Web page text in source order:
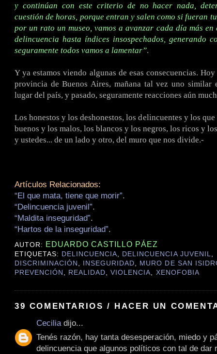
y continúan con este criterio de no hacer nada,
cuestión de horas, porque entran y salen como si fueran
por un rato un museo, vamos a avanzar cada día más
delincuencia hasta índices insospechados, generando
seguramente todos vamos a lamentar”.
Y ya estamos viendo algunas de esas consecuencias.
provincia de Buenos Aires, mañana tal vez uno similar
lugar del país, y pasado, seguramente reacciones aún
Los honestos y los deshonestos, los delincuentes y los
buenos y los malos, los blancos y los negros, los ricos y
y ustedes... de un lado y otro, del muro que nos divide.-
Artículos Relacionados:
“El que mata, tiene que morir”.
“Delincuencia juvenil”.
“Maldita inseguridad”.
“Hartos de la inseguridad”.
AUTOR: EDUARDO CASTILLO PÁEZ
ETIQUETAS: DELINCUENCIA, DELINCUENCIA JUVENIL,
DISCRIMINACIÓN , INSEGURIDAD, MURO DE SAN
PREVENCIÓN , REALIDAD,VIOLENCIA, XENOFOBIA
39 COMENTARIOS / HACER UN
Cecilia dijo...
Tenés razón, hay tanta desesperación, miedo y
delincuencia que algunos políticos con tal de dar